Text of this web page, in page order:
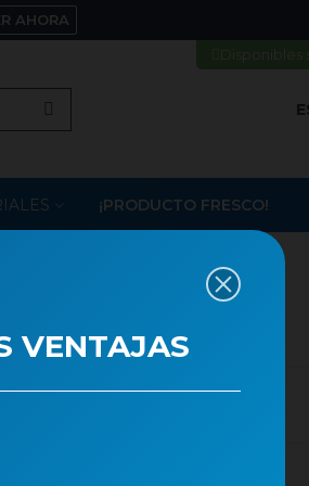
AHORA
¡PRODUCTO FRESCO!
VENTAJAS